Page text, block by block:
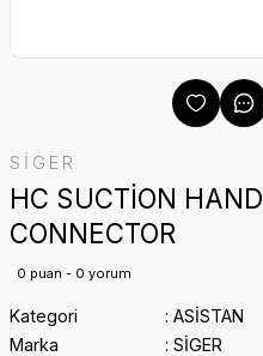
SİGER
HC SUCTİON
CONNECTOR
0 puan - 0 yorum
Kategori
ASİSTAN
Marka
SİGER